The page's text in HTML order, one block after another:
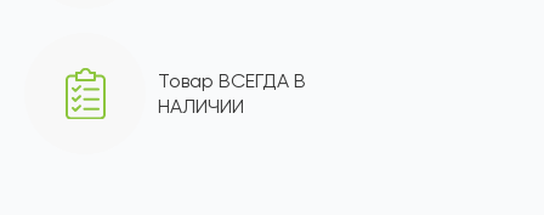
Товар ВСЕГДА В
НАЛИЧИИ